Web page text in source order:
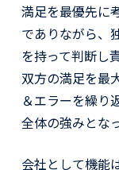
満足を最優先に
でありながら、
を持って判断し
双方の満足を最
＆エラーを繰り
全体の強みとな
会社として機能